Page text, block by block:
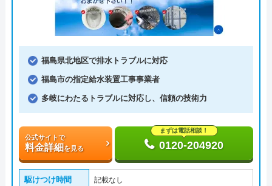
福島県北地区で排水トラブルに対応
福島市の指定給水装置工事事業者
多岐にわたるトラブルに対応し、信頼の技術力
公式サイトで
料金詳細を見る
まずは電話相談！
0120-204920
駆けつけ時間 記載なし